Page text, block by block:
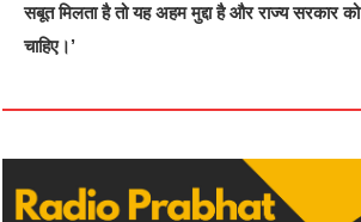
सबूत मिलता है तो यह अहम मुद्दा है और राज्य सरकार
चाहिए।’